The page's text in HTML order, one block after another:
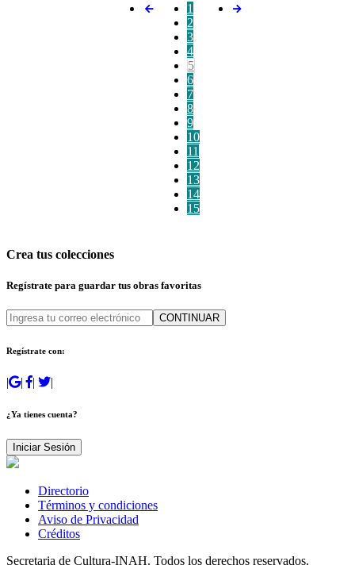
1
2
3
4
5
6
7
8
9
10
11
12
13
14
15
Crea tus colecciones
Regístrate para guardar tus obras favoritas
CONTINUAR
Regístrate con:
| | | |
¿Ya tienes cuenta?
Iniciar Sesión
Directorio
Términos y condiciones
Aviso de Privacidad
Créditos
Secretaria de Cultura-INAH. Todos los derechos reservados.